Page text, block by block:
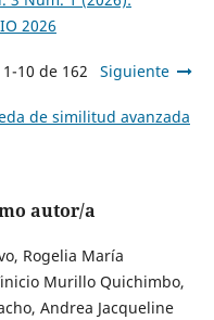
2026
1-10 de 162 Siguiente
de similitud avanzada
autor/a
Rogelia María
Murillo Quichimbo,
Andrea Jacqueline